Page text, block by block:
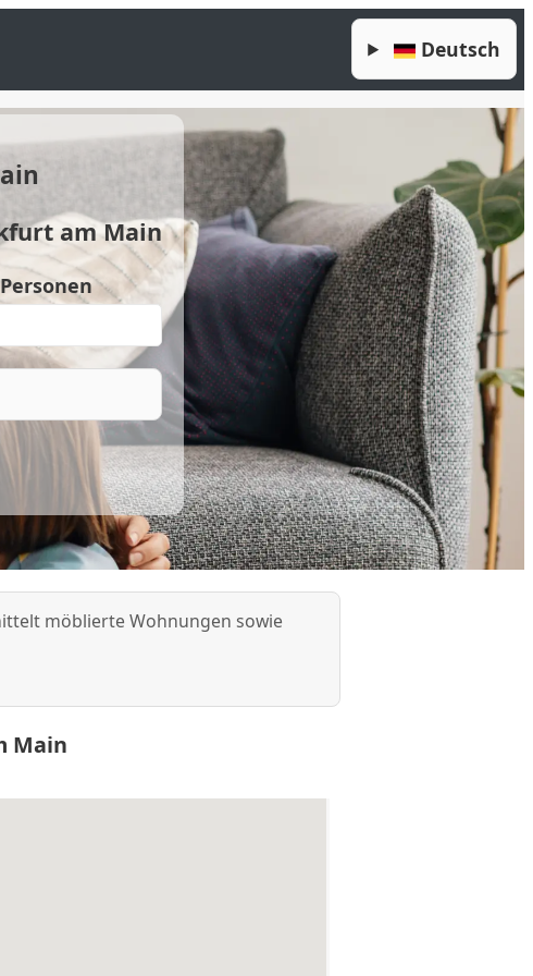
Deutsch
am Main
Personen
möblierte Wohnungen sowie
Main